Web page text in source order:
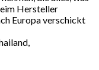
Hersteller
Europa verschickt